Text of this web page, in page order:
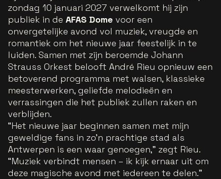
zondag 10 januari 2027 verwelkomt hij zijn
publiek in de AFAS Dome voor een
onvergetelijke avond vol muziek, vreugde en
romantiek om het nieuwe jaar feestelijk in te
luiden. Samen met zijn beroemde Johann
Strauss Orkest belooft André Rieu opnieuw een
betoverend programma met walsen, klassieke
meesterwerken, geliefde melodieën en
verrassingen die het publiek zullen raken en
verblijden.
“Het nieuwe jaar beginnen samen met mijn
geweldige fans in zo’n prachtige stad als
Antwerpen is een waar genoegen,” zegt Rieu.
“Muziek verbindt mensen – ik kijk ernaar uit om
deze magische avond met iedereen te delen.”